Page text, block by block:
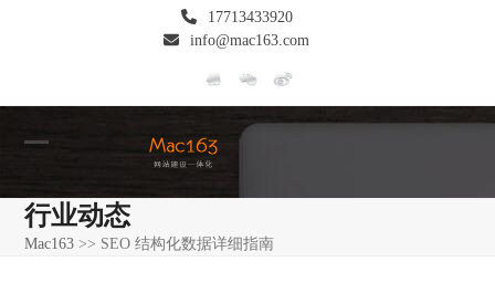
17713433920
info@mac163.com
mobile
menu
mobile
menu
行业动态
Mac163 >> SEO 结构化数据详细指南